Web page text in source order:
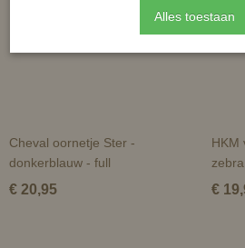
Cheval oornetje Ster -
donkerblauw - full
€ 20,95
HKM
€
Alles toestaan